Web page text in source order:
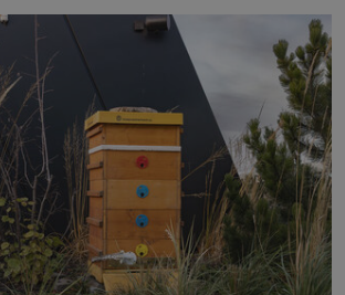
mi knihy, práce a hlavně klid.
jsem odešla z rodného města,